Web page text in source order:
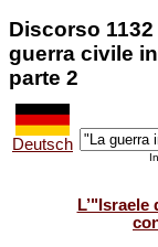
Discorso
guerra civile
parte 2
Deutsch